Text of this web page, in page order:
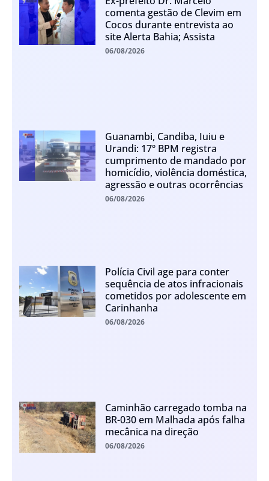
comenta gestão de Clevim em
Cocos durante entrevista ao
site Alerta Bahia; Assista
06/08/2026
Guanambi, Candiba, Iuiu e
Urandi: 17º BPM registra
cumprimento de mandado por
homicídio, violência doméstica,
agressão e outras ocorrências
06/08/2026
Polícia Civil age para conter
sequência de atos infracionais
cometidos por adolescente em
Carinhanha
06/08/2026
Caminhão carregado tomba na
BR-030 em Malhada após falha
mecânica na direção
06/08/2026